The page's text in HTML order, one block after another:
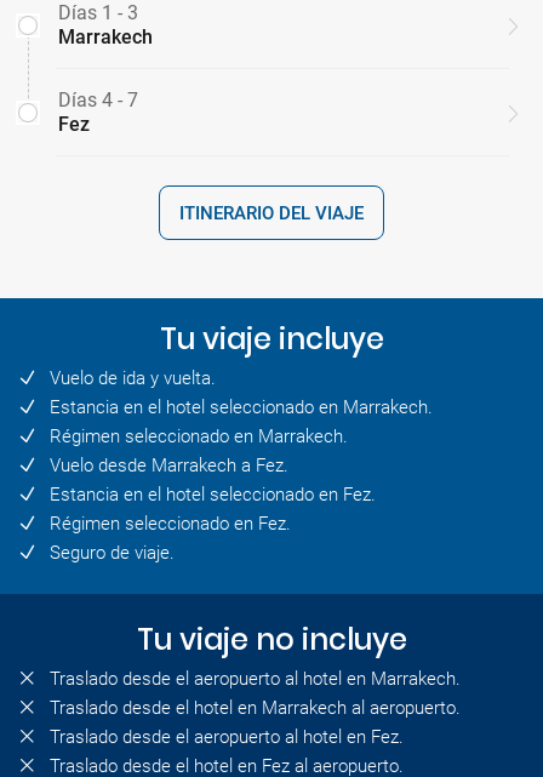
Días 1 - 3
Marrakech
Días 4 - 7
Fez
ITINERARIO DEL VIAJE
Tu viaje incluye
Vuelo de ida y vuelta.
Estancia en el hotel seleccionado en Marrakech.
Régimen seleccionado en Marrakech.
Vuelo desde Marrakech a Fez.
Estancia en el hotel seleccionado en Fez.
Régimen seleccionado en Fez.
Seguro de viaje.
Tu viaje no incluye
Traslado desde el aeropuerto al hotel en Marrakech.
Traslado desde el hotel en Marrakech al aeropuerto.
Traslado desde el aeropuerto al hotel en Fez.
Traslado desde el hotel en Fez al aeropuerto.